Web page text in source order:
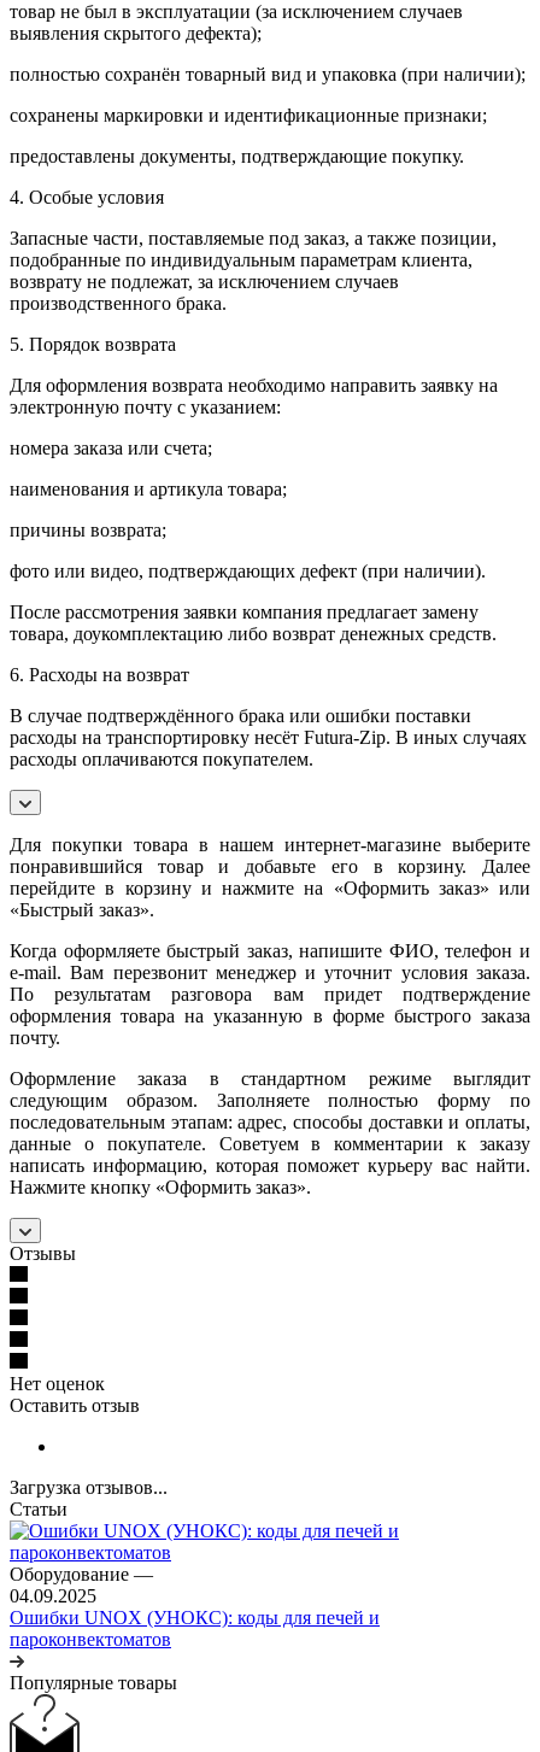
товар не был в эксплуатации (за исключением случаев
выявления скрытого дефекта);
полностью сохранён товарный вид и упаковка (при наличии);
сохранены маркировки и идентификационные признаки;
предоставлены документы, подтверждающие покупку.
4. Особые условия
Запасные части, поставляемые под заказ, а также позиции,
подобранные по индивидуальным параметрам клиента,
возврату не подлежат, за исключением случаев
производственного брака.
5. Порядок возврата
Для оформления возврата необходимо направить заявку на
электронную почту с указанием:
номера заказа или счета;
наименования и артикула товара;
причины возврата;
фото или видео, подтверждающих дефект (при наличии).
После рассмотрения заявки компания предлагает замену
товара, доукомплектацию либо возврат денежных средств.
6. Расходы на возврат
В случае подтверждённого брака или ошибки поставки
расходы на транспортировку несёт Futura-Zip. В иных случаях
расходы оплачиваются покупателем.
Для покупки товара в нашем интернет-магазине выберите
понравившийся товар и добавьте его в корзину. Далее
перейдите в корзину и нажмите на «Оформить заказ» или
«Быстрый заказ».
Когда оформляете быстрый заказ, напишите ФИО, телефон и
e-mail. Вам перезвонит менеджер и уточнит условия заказа.
По результатам разговора вам придет подтверждение
оформления товара на указанную в форме быстрого заказа
почту.
Оформление заказа в стандартном режиме выглядит
следующим образом. Заполняете полностью форму по
последовательным этапам: адрес, способы доставки и оплаты,
данные о покупателе. Советуем в комментарии к заказу
написать информацию, которая поможет курьеру вас найти.
Нажмите кнопку «Оформить заказ».
Отзывы
Нет оценок
Оставить отзыв
Загрузка отзывов...
Статьи
Оборудование —
04.09.2025
Ошибки UNOX (УНОКС): коды для печей и
пароконвектоматов
Популярные товары